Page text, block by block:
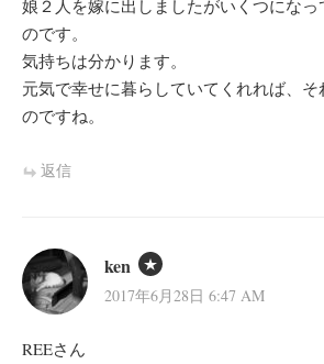
娘２人を嫁に出しましたがいくつにな
のです。
気持ちは分かります。
元気で幸せに暮らしていてくれれば、
のですね。
返信
ken
2017年6月28日 6:47 AM
REEさん